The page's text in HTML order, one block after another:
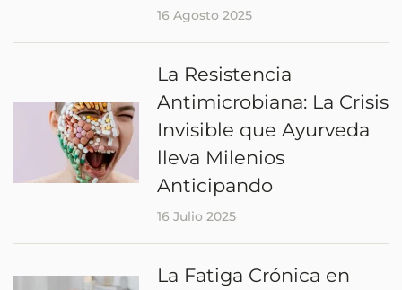
16 Agosto 2025
La Resistencia
Antimicrobiana: La Crisis
Invisible que Ayurveda
lleva Milenios
Anticipando
16 Julio 2025
La Fatiga Crónica en